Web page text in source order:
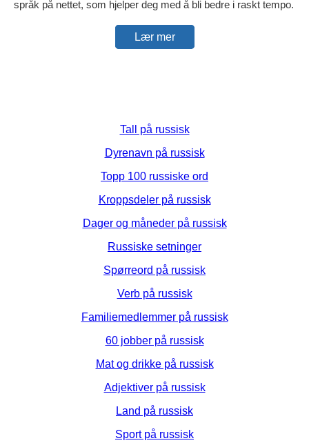
språk på nettet, som hjelper deg med å bli bedre i raskt tempo.
Lær mer
Tall på russisk
Dyrenavn på russisk
Topp 100 russiske ord
Kroppsdeler på russisk
Dager og måneder på russisk
Russiske setninger
Spørreord på russisk
Verb på russisk
Familiemedlemmer på russisk
60 jobber på russisk
Mat og drikke på russisk
Adjektiver på russisk
Land på russisk
Sport på russisk